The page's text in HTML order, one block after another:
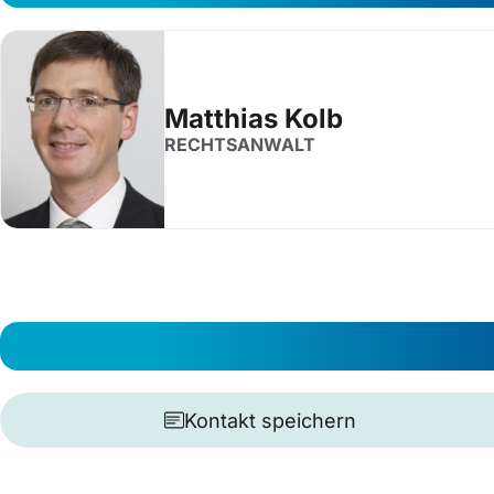
Matthias Kolb
RECHTSANWALT
Kontakt speichern